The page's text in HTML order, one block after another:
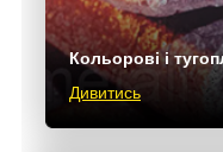
Кольорові і
Дивитись